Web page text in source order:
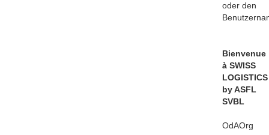
oder den
Bienvenue
à SWISS
LOGISTICS
by ASFL
SVBL
OdAOrg